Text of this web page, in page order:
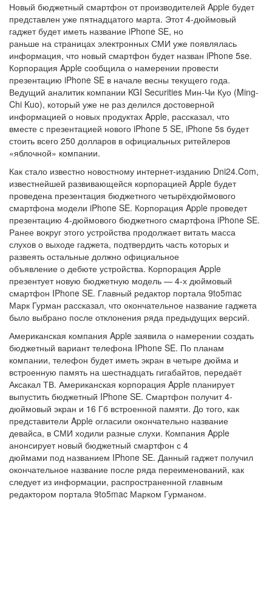
Новый бюджетный смартфон от производителей Apple будет
представлен уже пятнадцатого марта. Этот 4-дюймовый
гаджет будет иметь название iPhone SE, но
раньше на страницах электронных СМИ уже появлялась
информация, что новый смартфон будет назван iPhone 5se.
Корпорация Apple сообщила о намерении провести
презентацию iPhone SE в начале весны текущего года.
Ведущий аналитик компании KGI Securities Мин-Чи Куо (Ming-
Chi Kuo), который уже не раз делился достоверной
информацией о новых продуктах Apple, рассказал, что
вместе с презентацией нового iPhone 5 SE, iPhone 5s будет
стоить всего 250 долларов в официальных ритейлеров
«яблочной» компании.
Как стало известно новостному интернет-изданию Dni24.Com,
известнейшей развивающейся корпорацией Apple будет
проведена презентация бюджетного четырёхдюймового
смартфона модели iPhone SE. Корпорация Apple проведет
презентацию 4-дюймового бюджетного смартфона iPhone SE.
Ранее вокруг этого устройства продолжает витать масса
слухов о выходе гаджета, подтвердить часть которых и
развеять остальные должно официальное
объявление о дебюте устройства. Корпорация Apple
презентует новую бюджетную модель — 4-х дюймовый
смартфон IPhone SE. Главный редактор портала 9to5mac
Марк Гурман рассказал, что окончательное название гаджета
было выбрано после отклонения ряда предыдущих версий.
Американская компания Apple заявила о намерении создать
бюджетный вариант телефона IPhone SE. По планам
компании, телефон будет иметь экран в четыре дюйма и
встроенную память на шестнадцать гигабайтов, передаёт
Аксакал ТВ. Американская корпорация Apple планирует
выпустить бюджетный IPhone SE. Смартфон получит 4-
дюймовый экран и 16 Гб встроенной памяти. До того, как
представители Apple огласили окончательно название
девайса, в СМИ ходили разные слухи. Компания Apple
анонсирует новый бюджетный смартфон с 4
дюймами под названием IPhone SE. Данный гаджет получил
окончательное название после ряда переименований, как
следует из информации, распространенной главным
редактором портала 9to5mac Марком Гурманом.